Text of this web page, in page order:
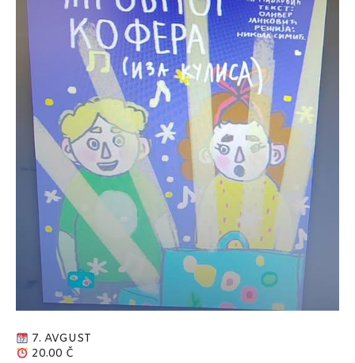
7. AVGUST
20.00 Č